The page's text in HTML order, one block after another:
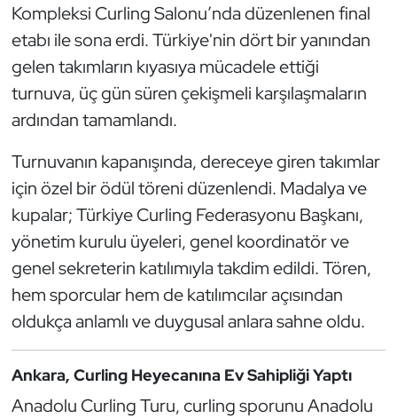
Kompleksi Curling Salonu’nda düzenlenen final
etabı ile sona erdi. Türkiye'nin dört bir yanından
gelen takımların kıyasıya mücadele ettiği
turnuva, üç gün süren çekişmeli karşılaşmaların
ardından tamamlandı.
Turnuvanın kapanışında, dereceye giren takımlar
için özel bir ödül töreni düzenlendi. Madalya ve
kupalar; Türkiye Curling Federasyonu Başkanı,
yönetim kurulu üyeleri, genel koordinatör ve
genel sekreterin katılımıyla takdim edildi. Tören,
hem sporcular hem de katılımcılar açısından
oldukça anlamlı ve duygusal anlara sahne oldu.
Ankara, Curling Heyecanına Ev Sahipliği Yaptı
Anadolu Curling Turu, curling sporunu Anadolu
Genel
Golf
Güreş
Halter
Hava Sporları
Hentbol
İşitme Engelli Sporcular
Kano ve Rafting